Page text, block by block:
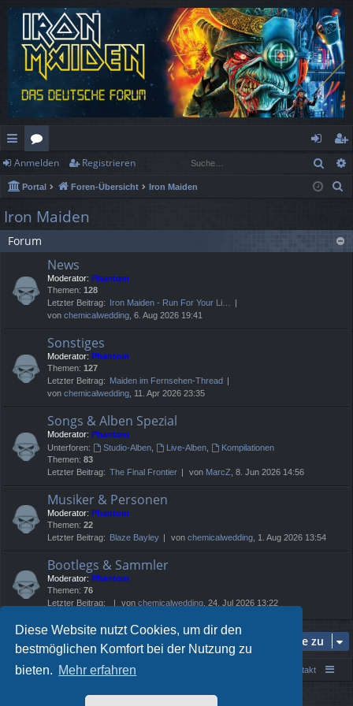
Diese Website nutzt Cookies, um dir den
bestmöglichen Komfort bei der Nutzung zu
bieten. Mehr erfahren
ch
ne
llz
ug
or
en
n
m
eg
ist
re
Anmelden Registrieren
Portal Foren-Übersicht Iron Maiden
e
Iron Maiden
Forum
News
Moderator: Phantom
Themen: 128
Letzter Beitrag: Iron Maiden - Run For Your Li…
von chemicalwedding , 6. Aug 2026 19:41
Sonstiges
Moderator: Phantom
Themen: 127
Letzter Beitrag: Maiden im Fernsehen-Thread
von chemicalwedding , 11. Apr 2026 23:35
Songs & Alben Spezial
Moderator: Phantom
Unterforen:
Studio-Alben, Live-Alben,
Kompilationen
Themen: 83
Letzter Beitrag: The Final Frontier von MarcZ , 8. Jun 2026 14:56
Musiker & Personen
Moderator: Phantom
Themen: 22
Letzter Beitrag: Blaze Bayley von chemicalwedding , 1. Aug 2026 13:54
Bootlegs & Sammler
Moderator: Phantom
Themen: 76
Letzter Beitrag:
von chemicalwedding , 24. Jul 2026 13:22
Gehe zu
Portal Foren-Übersicht Kontakt
Powered byphpBB® Forum Software © phpBB Limited